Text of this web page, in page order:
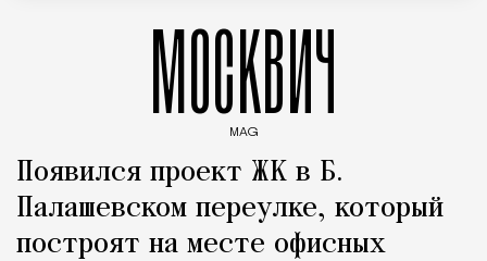
МОСКВИЧ
MAG
Появился проект ЖК в Б.
Палашевском переулке, который
построят на месте офисных